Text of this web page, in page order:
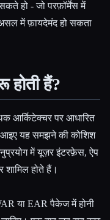
हो - जो परफ़ॉर्मेंस में
में फ़ायदेमंद हो सकता
होती हैं?
आर्किटेक्चर पर आधारित
यह समझने की कोशिश
में यूज़र इंटरफ़ेस, ऐप
होते हैं।
या EAR पैकेज में होनी